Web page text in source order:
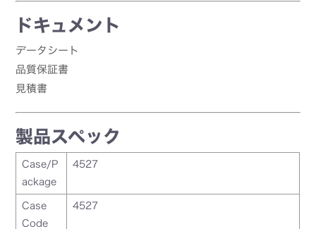
ドキュメント
データシート
品質保証書
見積書
製品スペック
Case/P
ackage
4527
Case
Code
4527